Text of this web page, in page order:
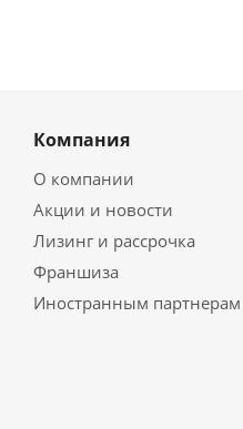
Компания
О компании
Акции и новости
Лизинг и рассрочка
Франшиза
Иностранным партнерам